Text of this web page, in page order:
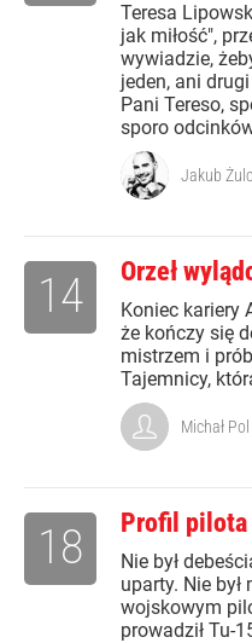
Teresa
jak miłość",
wywiadzie,
jeden, ani
Pani Tereso,
sporo
Jakub
Orzeł
Koniec kariery
że kończy się
mistrzem i
Tajemnicy,
14
Michał Pol
Profil pilota
Nie był
uparty. Nie był
wojskowym
prowadził Tu-
18